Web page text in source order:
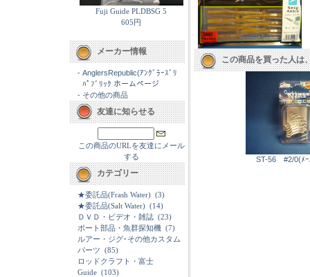
Fuji Guide PLDBSG 5
605円
メーカー情報
- AnglersRepublic(ｱﾝｸﾞﾗｰｽﾞﾘ
ﾊﾟﾌﾞﾘｯｸ ホームページ
- その他の商品
友達に知らせる
この商品のURLを友達にメール
する
カテゴリー
★委託品(Frash Water) (3)
★委託品(Salt Water) (14)
ＤＶＤ・ビデオ・雑誌 (23)
ボート部品・魚群探知機 (7)
ルアー・ジグ･その他カスタム
パーツ (85)
ロッドクラフト・富士
Guide (103)
この商品を買った人は
ST-56 #2/0(ﾒｰ